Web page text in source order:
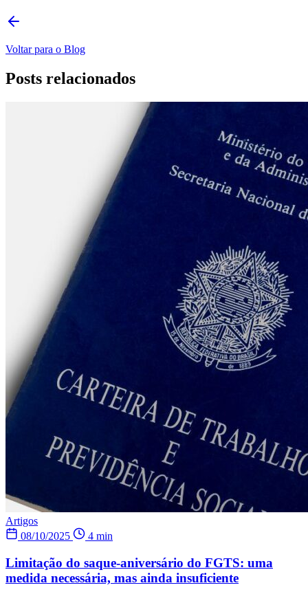
Voltar para o Blog
Posts relacionados
Artigos
08/10/2025
4 min
Limitação do saque-aniversário do FGTS: uma
medida necessária, mas ainda insuficiente